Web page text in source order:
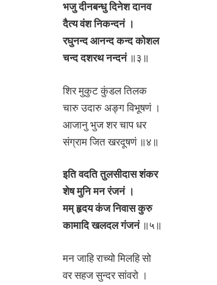
भजु दीनबन्धु दिनेश दानव
दैत्य वंश निकन्दनं ।
रघुनन्द आनन्द कन्द कोशल
चन्द दशरथ नन्दनं॥३॥
शिर मुकुट कुंडल तिलक
चारु उदारु अङ्ग विभूषणं ।
आजानु भुज शर चाप धर
संग्राम जित खरदूषणं ॥४॥
इति वदति तुलसीदास शंकर
शेष मुनि मन रंजनं ।
मम् हृदय कंज निवास कुरु
कामादि खलदल गंजनं॥५॥
मन जाहि राच्यो मिलहि सो
वर सहज सुन्दर सांवरो ।